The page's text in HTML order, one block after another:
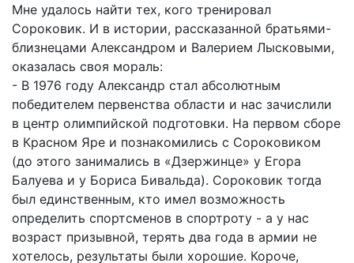
Мне удалось найти тех, кого тренировал
Сороковик. И в истории, рассказанной братьями-
близнецами Александром и Валерием Лысковыми,
оказалась своя мораль:
- В 1976 году Александр стал абсолютным
победителем первенства области и нас зачислили
в центр олимпийской подготовки. На первом сборе
в Красном Яре и познакомились с Сороковиком
(до этого занимались в «Дзержинце» у Егора
Балуева и у Бориса Бивальда). Сороковик тогда
был единственным, кто имел возможность
определить спортсменов в спортроту - а у нас
возраст призывной, терять два года в армии не
хотелось, результаты были хорошие. Короче,